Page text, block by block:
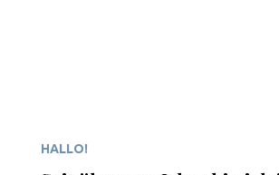
HALLO!